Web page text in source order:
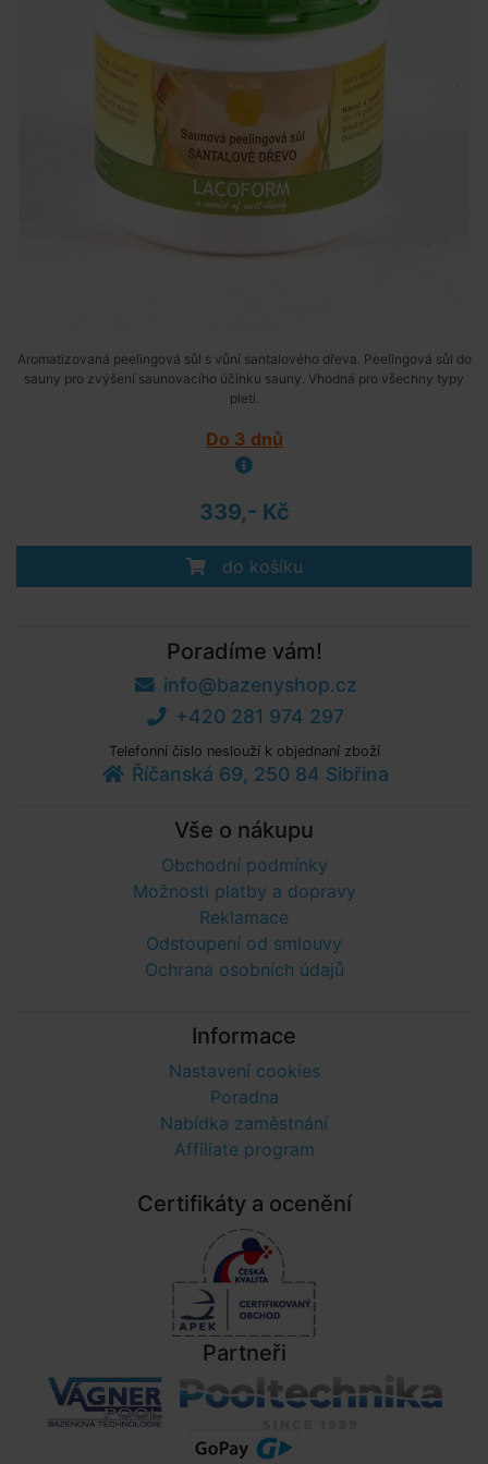
Aromatizovaná peelingová sůl s vůní santalového dřeva. Peelingová sůl do
sauny pro zvýšení saunovacího účinku sauny. Vhodná pro všechny typy
pleti.
Do 3 dnů
339,- Kč
do košíku
Poradíme vám!
info@bazenyshop.cz
+420 281 974 297
Telefonní číslo neslouží k objednaní zboží
Říčanská 69, 250 84 Sibřina
Vše o nákupu
Obchodní podmínky
Možnosti platby a dopravy
Reklamace
Odstoupení od smlouvy
Ochrana osobních údajů
Informace
Nastavení cookies
Poradna
Nabídka zaměstnání
Affiliate program
Certifikáty a ocenění
Partneři